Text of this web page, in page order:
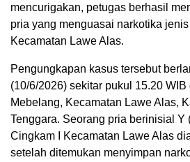
mencurigakan, petugas berhasil
pria yang menguasai narkotika
Kecamatan Lawe Alas.
Pengungkapan kasus tersebut
(10/6/2026) sekitar pukul 15.20
Mebelang, Kecamatan Lawe Alas,
Tenggara. Seorang pria berinisial Y
Cingkam I Kecamatan Lawe Alas
setelah ditemukan menyimpan